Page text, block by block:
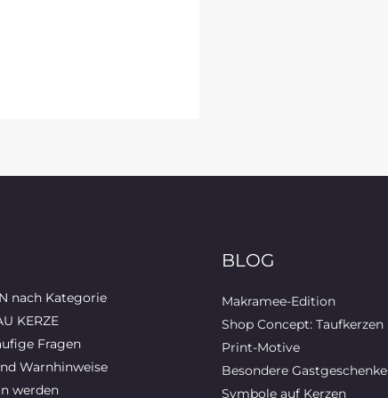
nach Kategorie
KERZE
Fragen
Warnhinweise
werden
BLOG
Makramee-Edition
Shop Concept: Taufkerzen
Print-Motive
Besondere Gastgeschenke
Symbole auf Kerzen